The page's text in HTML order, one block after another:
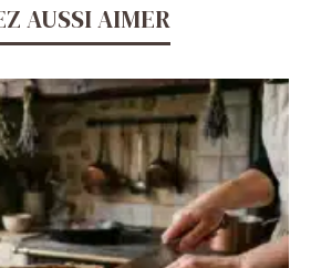
AUSSI AIMER